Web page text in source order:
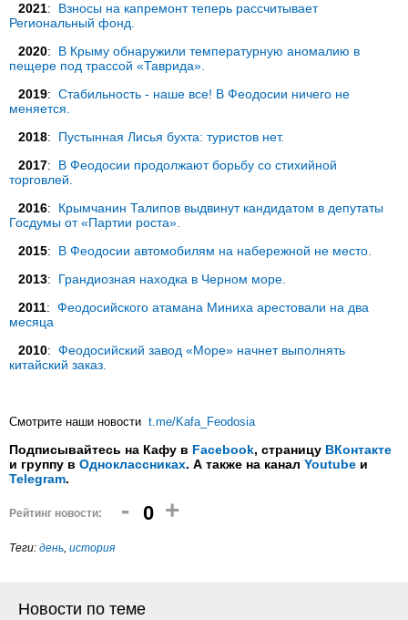
2021: Взносы на капремонт теперь рассчитывает
Региональный фонд.
2020: В Крыму обнаружили температурную аномалию в
пещере под трассой «Таврида».
2019: Стабильность - наше все! В Феодосии ничего не
меняется.
2018: Пустынная Лисья бухта: туристов нет.
2017: В Феодосии продолжают борьбу со стихийной
торговлей.
2016: Крымчанин Талипов выдвинут кандидатом в депутаты
Госдумы от «Партии роста».
2015: В Феодосии автомобилям на набережной не место.
2013: Грандиозная находка в Черном море.
2011: Феодосийского атамана Миниха арестовали на два
месяца
2010: Феодосийский завод «Море» начнет выполнять
китайский заказ.
Смотрите наши новости t.me/Kafa_Feodosia
Подписывайтесь на Кафу в Facebook, страницу ВКонтакте
и группу в Одноклассниках. А также на канал Youtube и
Telegram.
Рейтинг новости: - 0 +
Теги: день, история
Новости по теме